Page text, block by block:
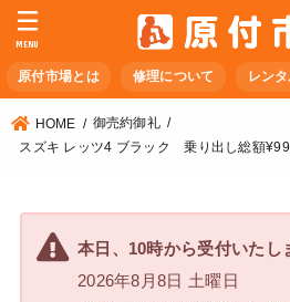
原付市場とは 修理について レン
MENU
HOME
御売約御礼
スズキ レッツ4 ブラック 乗り出し総額
本日、10時から受付いたし
2026年8月8日 土曜日